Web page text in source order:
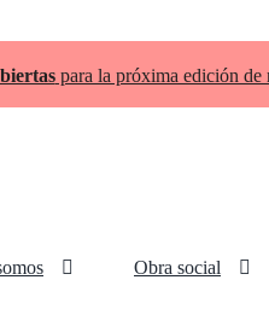
para la próxima edición de
Obra social